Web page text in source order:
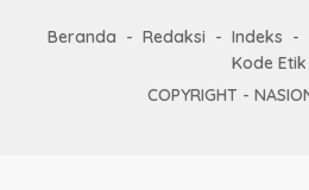
Beranda Redaksi Indeks
Kode Etik
COPYRIGHT -